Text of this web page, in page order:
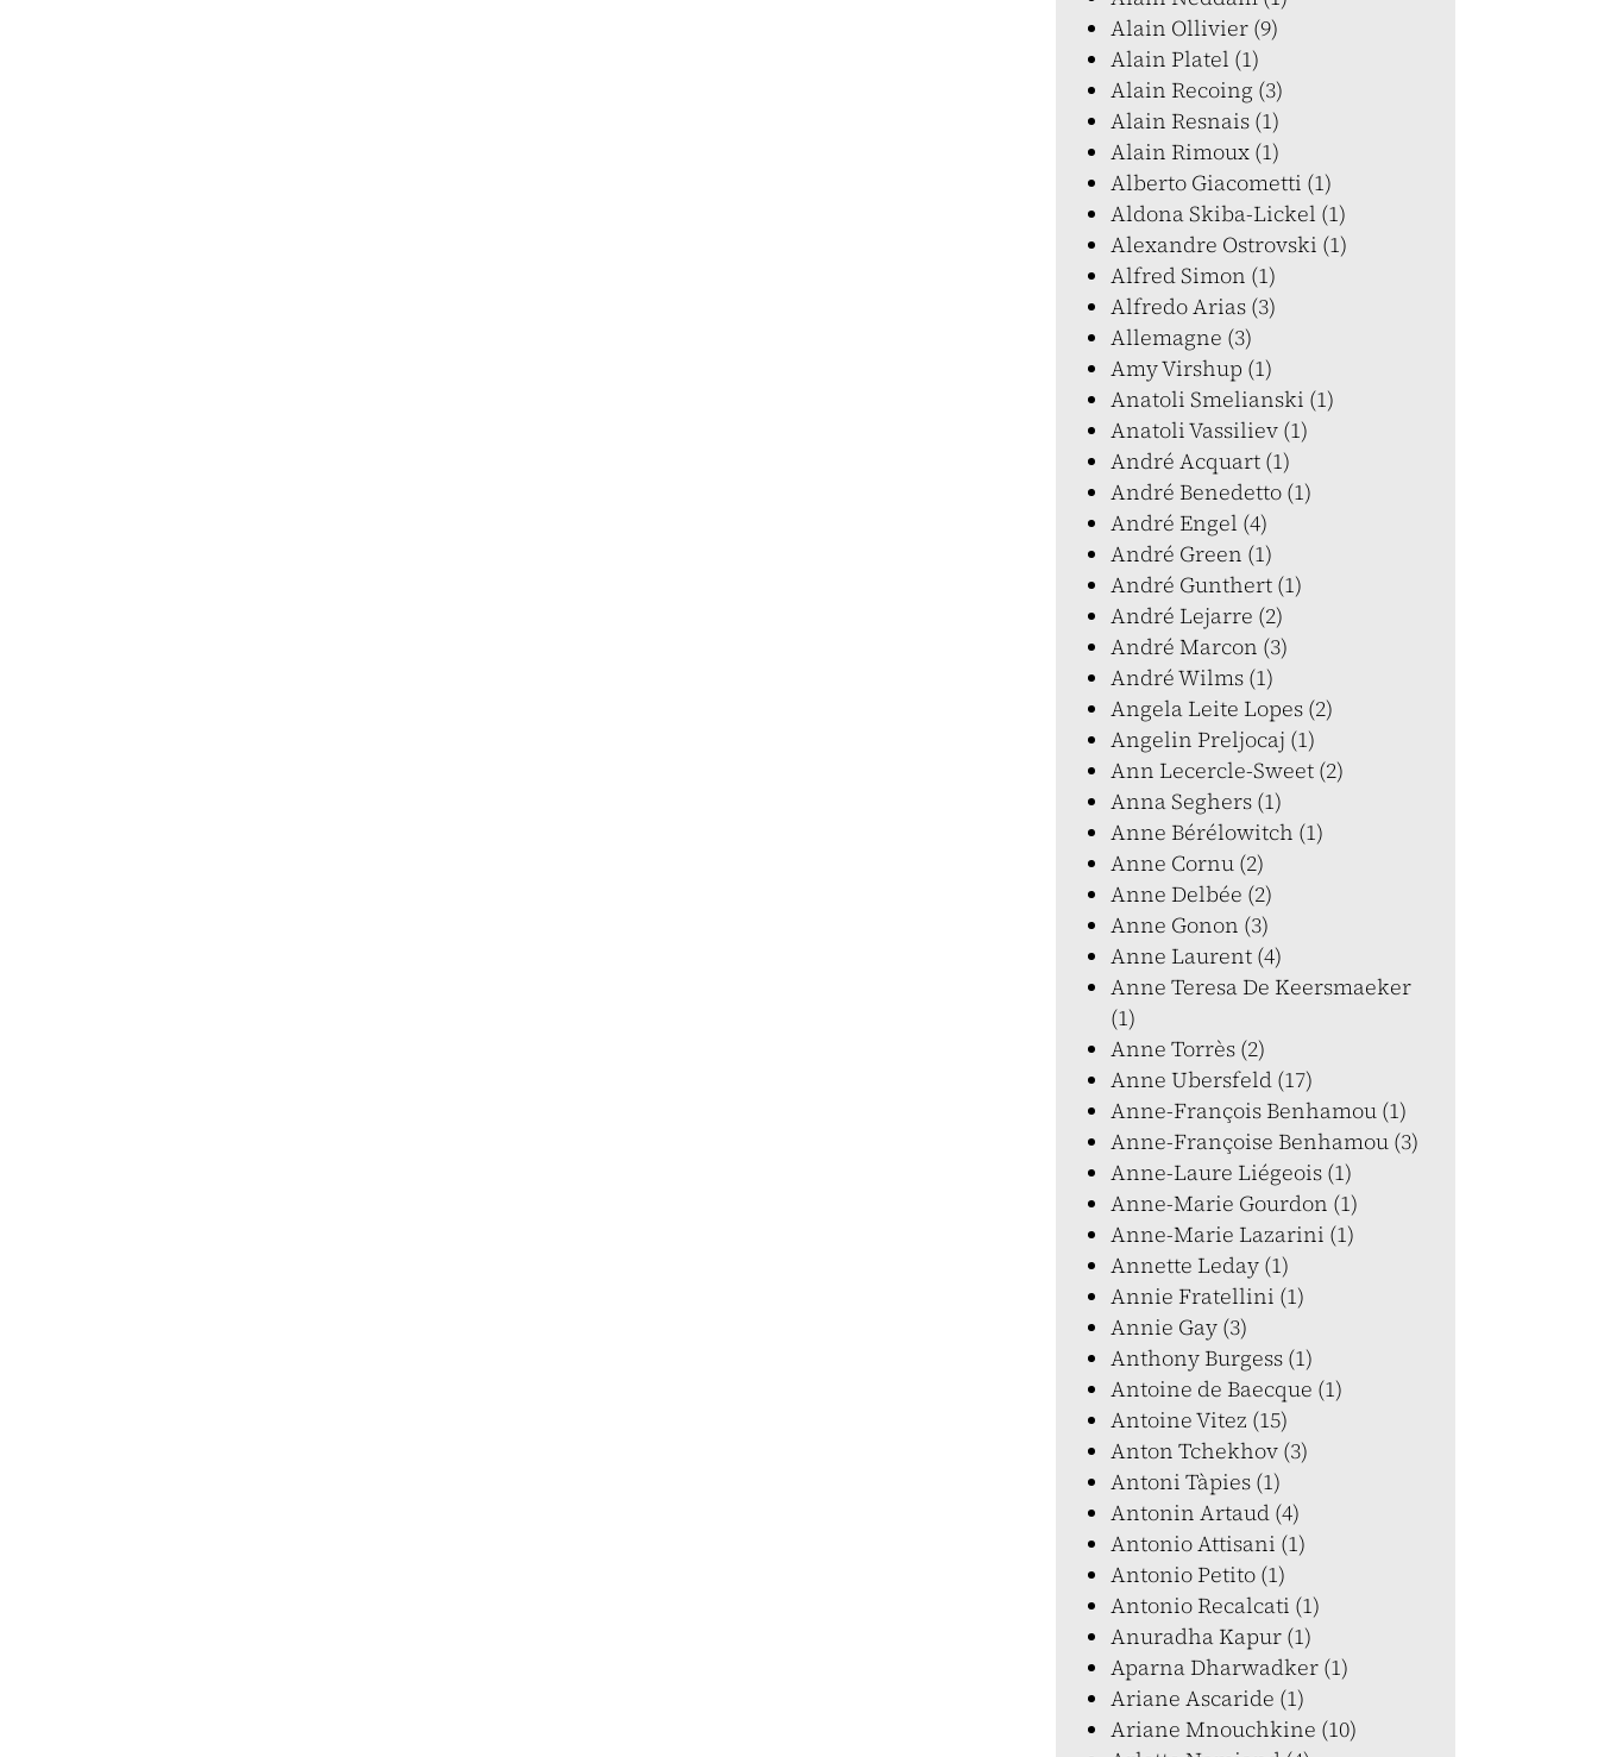
Alain Ollivier (9)
Alain Platel (1)
Alain Recoing (3)
Alain Resnais (1)
Alain Rimoux (1)
Alberto Giacometti (1)
Aldona Skiba-Lickel (1)
Alexandre Ostrovski (1)
Alfred Simon (1)
Alfredo Arias (3)
Allemagne (3)
Amy Virshup (1)
Anatoli Smelianski (1)
Anatoli Vassiliev (1)
André Acquart (1)
André Benedetto (1)
André Engel (4)
André Green (1)
André Gunthert (1)
André Lejarre (2)
André Marcon (3)
André Wilms (1)
Angela Leite Lopes (2)
Angelin Preljocaj (1)
Ann Lecercle-Sweet (2)
Anna Seghers (1)
Anne Bérélowitch (1)
Anne Cornu (2)
Anne Delbée (2)
Anne Gonon (3)
Anne Laurent (4)
Anne Teresa De Keersmaeker
(1)
Anne Torrès (2)
Anne Ubersfeld (17)
Anne-François Benhamou (1)
Anne-Françoise Benhamou (3)
Anne-Laure Liégeois (1)
Anne-Marie Gourdon (1)
Anne-Marie Lazarini (1)
Annette Leday (1)
Annie Fratellini (1)
Annie Gay (3)
Anthony Burgess (1)
Antoine de Baecque (1)
Antoine Vitez (15)
Anton Tchekhov (3)
Antoni Tàpies (1)
Antonin Artaud (4)
Antonio Attisani (1)
Antonio Petito (1)
Antonio Recalcati (1)
Anuradha Kapur (1)
Aparna Dharwadker (1)
Ariane Ascaride (1)
Ariane Mnouchkine (10)